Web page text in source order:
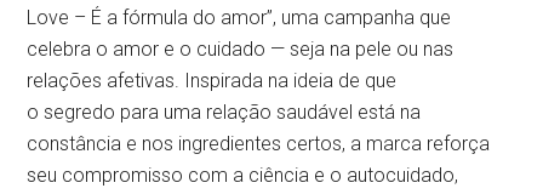
Love – É a fórmula do amor”, uma campanha que
celebra o amor e o cuidado — seja na pele ou nas
relações afetivas. Inspirada na ideia de que
o segredo para uma relação saudável está na
constância e nos ingredientes certos, a marca reforça
seu compromisso com a ciência e o autocuidado,